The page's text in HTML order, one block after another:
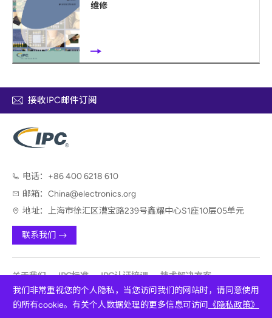
我们非常重视您的个人隐私，当您访问我们的网站时，请同意使用
的所有cookie。有关个人数据处理的更多信息可访问 《隐私政策》
维修
接收IPC邮件订阅
电话： +86 400 6218 610
邮箱： China@electronics.org
地址： 上海市徐汇区漕宝路239号鑫耀中心S1座10层05单元
联系我们
关于我们 IPC标准 IPC认证培训
技术解决方案
技术咨询服务
会议展览